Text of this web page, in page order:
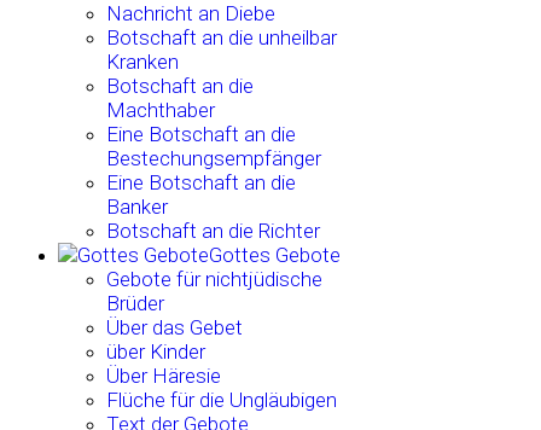
Nachricht an Diebe
Botschaft an die unheilbar
Kranken
Botschaft an die
Machthaber
Eine Botschaft an die
Bestechungsempfänger
Eine Botschaft an die
Banker
Botschaft an die Richter
Gottes Gebote
Gebote für nichtjüdische
Brüder
Über das Gebet
über Kinder
Über Häresie
Flüche für die Ungläubigen
Text der Gebote